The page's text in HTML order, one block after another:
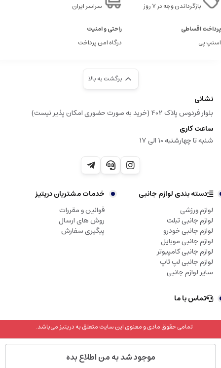
موجود شد به من اطلاع بده
بازگرداندن وجه در ۷ روز
سراسر ایران
پرداخت اقساطی
اسنپ پی
راحتی و امنیت
درگاه امن پرداخت
برگشت به بالا
نشانی
بلوار فردوس پلاک 402 (خرید به صورت حضوری امکان پذیر نیست)
ساعت کاری
شنبه تا چهارشنبه 10 الی 17
دسته بندی لوازم جانبی
لوازم ورزشی
لوازم جانبی تبلت
لوازم جانبی خودرو
لوازم جانبی موبایل
لوازم جانبی کامپیوتر
لوازم جانبی لپ تاپ
سایر لوازم جانبی
خدمات مشتریان دریتیز
قوانین و مقررات
روش های ارسال
پیگیری سفارش
تماس با ما
تمامی حقوق مادی و معنوی این سایت متعلق به دریتیز می‌باشد.